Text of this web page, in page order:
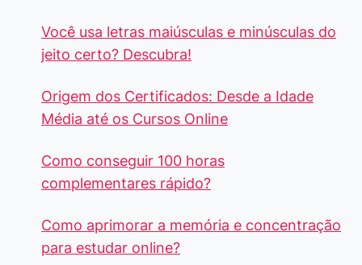
Você usa letras maiúsculas e minúsculas do
jeito certo? Descubra!
Origem dos Certificados: Desde a Idade
Média até os Cursos Online
Como conseguir 100 horas
complementares rápido?
Como aprimorar a memória e concentração
para estudar online?